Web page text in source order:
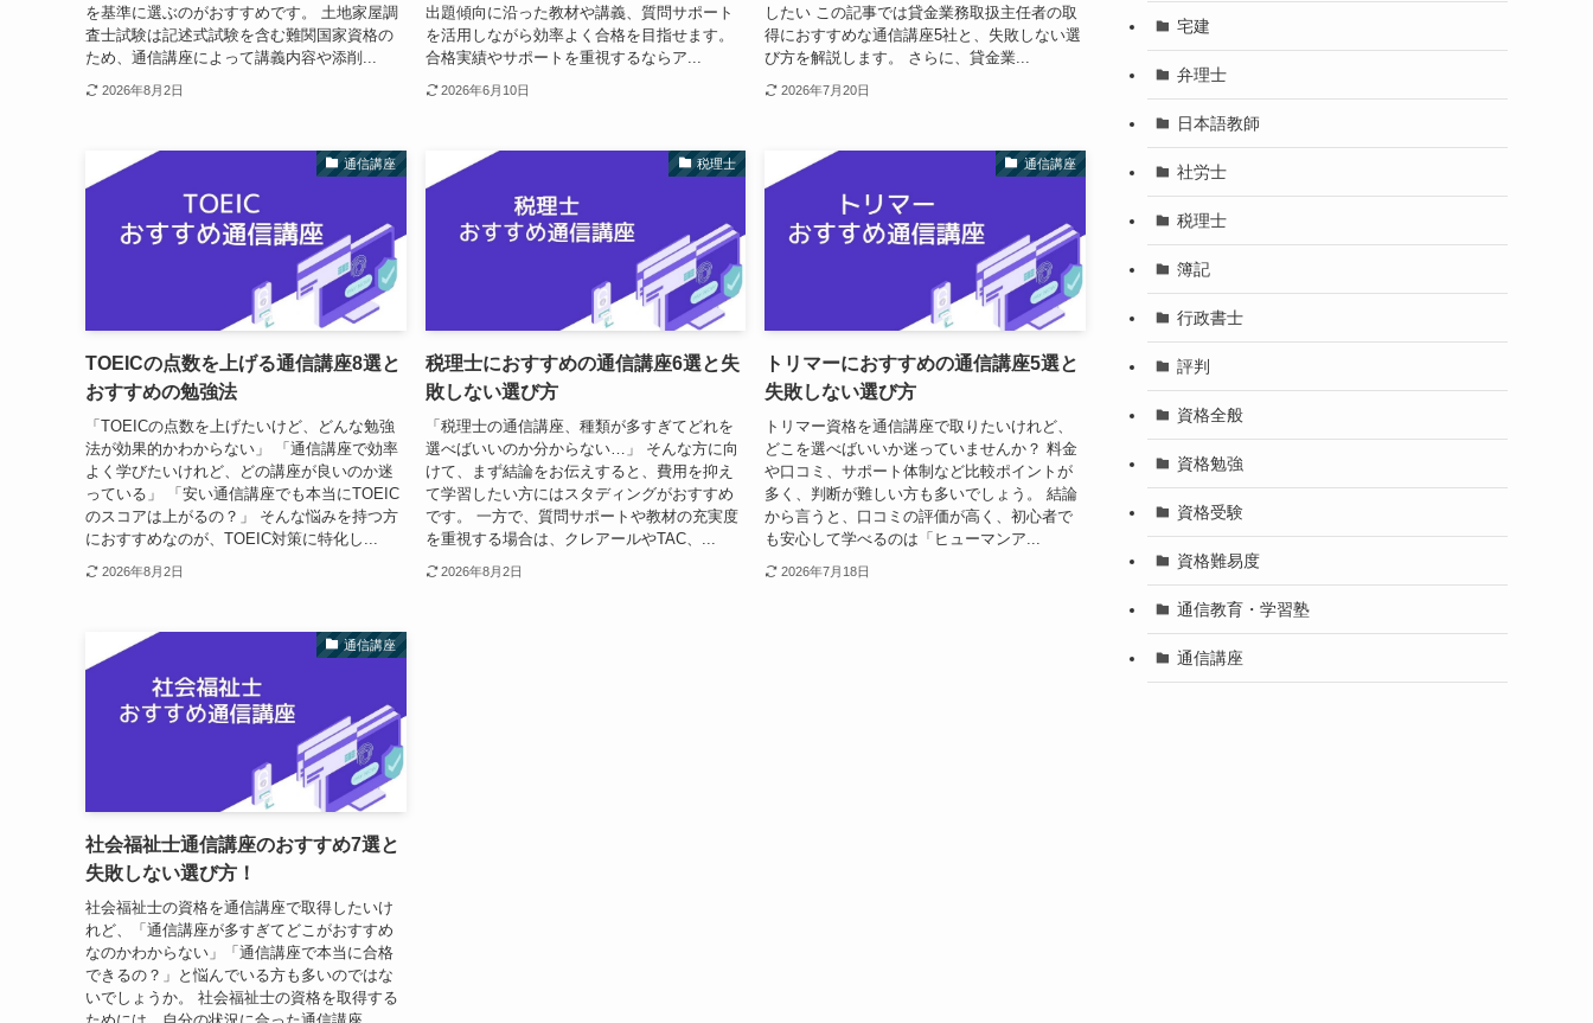
を基準に選ぶのがおすすめです。 土地家屋調
査士試験は記述式試験を含む難関国家資格の
ため、通信講座によって講義内容や添削...
2026年8月2日
出題傾向に沿った教材や講義、質問サポート
を活用しながら効率よく合格を目指せます。
合格実績やサポートを重視するならア...
2026年6月10日
したい この記事では貸金業務取扱主任者の取
得におすすめな通信講座5社と、失敗しない選
び方を解説します。 さらに、貸金業...
2026年7月20日
通信講座
TOEICの点数を上げる通信講座8選と
おすすめの勉強法
「TOEICの点数を上げたいけど、どんな勉強
法が効果的かわからない」 「通信講座で効率
よく学びたいけれど、どの講座が良いのか迷
っている」 「安い通信講座でも本当にTOEIC
のスコアは上がるの？」 そんな悩みを持つ方
におすすめなのが、TOEIC対策に特化し...
2026年8月2日
税理士
税理士におすすめの通信講座6選と失
敗しない選び方
「税理士の通信講座、種類が多すぎてどれを
選べばいいのか分からない…」 そんな方に向
けて、まず結論をお伝えすると、費用を抑え
て学習したい方にはスタディングがおすすめ
です。 一方で、質問サポートや教材の充実度
を重視する場合は、クレアールやTAC、...
2026年8月2日
通信講座
トリマーにおすすめの通信講座5選と
失敗しない選び方
トリマー資格を通信講座で取りたいけれど、
どこを選べばいいか迷っていませんか？ 料金
や口コミ、サポート体制など比較ポイントが
多く、判断が難しい方も多いでしょう。 結論
から言うと、口コミの評価が高く、初心者で
も安心して学べるのは「ヒューマンア...
2026年7月18日
通信講座
社会福祉士通信講座のおすすめ7選と
失敗しない選び方！
社会福祉士の資格を通信講座で取得したいけ
れど、「通信講座が多すぎてどこがおすすめ
なのかわからない」「通信講座で本当に合格
できるの？」と悩んでいる方も多いのではな
いでしょうか。 社会福祉士の資格を取得する
宅建
弁理士
日本語教師
社労士
税理士
簿記
行政書士
評判
資格全般
資格勉強
資格受験
資格難易度
通信教育・学習塾
通信講座